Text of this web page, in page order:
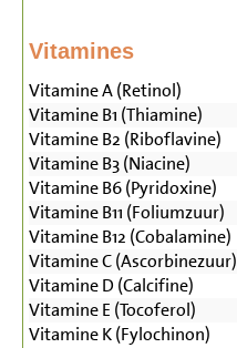
Vitamines
Vitamine A (Retinol)
Vitamine B1 (Thiamine)
Vitamine B2 (Riboflavine)
Vitamine B3 (Niacine)
Vitamine B6 (Pyridoxine)
Vitamine B11 (Foliumzuur)
Vitamine B12 (Cobalamine)
Vitamine C (Ascorbinezuur)
Vitamine D (Calcifine)
Vitamine E (Tocoferol)
Vitamine K (Fylochinon)